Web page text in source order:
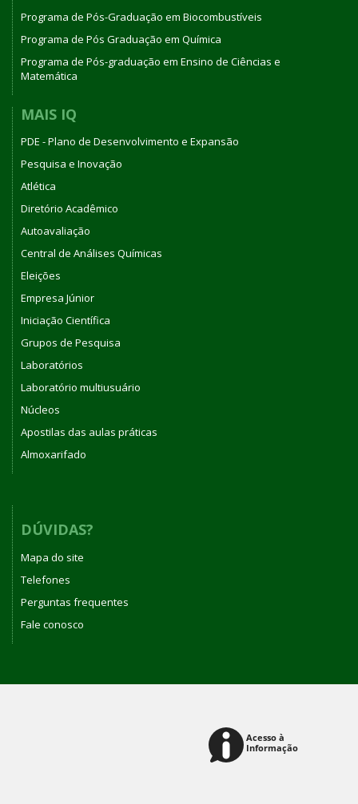
Programa de Pós-Graduação em Biocombustíveis
Programa de Pós Graduação em Química
Programa de Pós-graduação em Ensino de Ciências e
Matemática
MAIS IQ
PDE - Plano de Desenvolvimento e Expansão
Pesquisa e Inovação
Atlética
Diretório Acadêmico
Autoavaliação
Central de Análises Químicas
Eleições
Empresa Júnior
Iniciação Científica
Grupos de Pesquisa
Laboratórios
Laboratório multiusuário
Núcleos
Apostilas das aulas práticas
Almoxarifado
DÚVIDAS?
Mapa do site
Telefones
Perguntas frequentes
Fale conosco